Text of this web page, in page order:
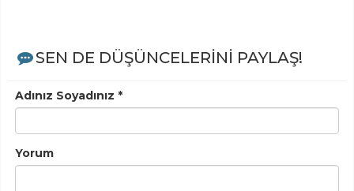
SEN DE DÜŞÜNCELERİNİ PAYLAŞ!
Adınız Soyadınız *
Yorum